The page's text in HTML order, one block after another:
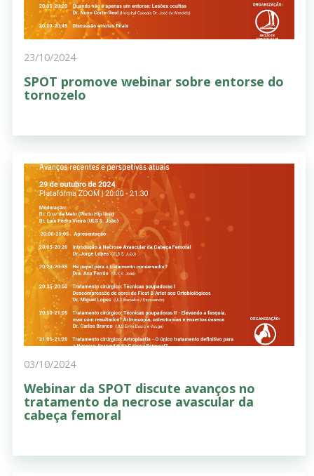
23/10/2024
SPOT promove webinar sobre entorse do
tornozelo
03/10/2024
Webinar da SPOT discute avanços no
tratamento da necrose avascular da
cabeça femoral